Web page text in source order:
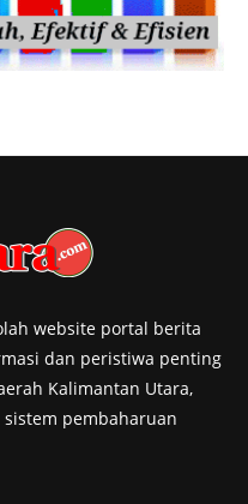
website portal berita
dan peristiwa penting
Kalimantan Utara,
pembaharuan